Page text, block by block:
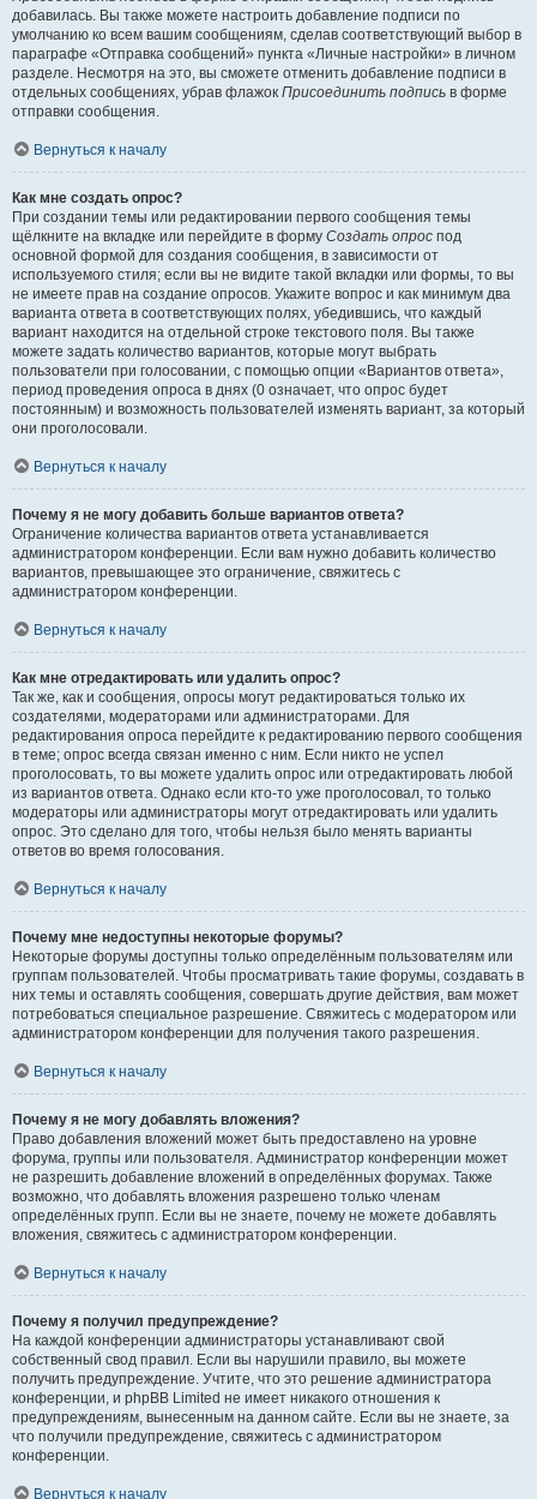
добавилась. Вы также можете настроить добавление подписи по
умолчанию ко всем вашим сообщениям, сделав соответствующий выбор в
параграфе «Отправка сообщений» пункта «Личные настройки» в личном
разделе. Несмотря на это, вы сможете отменить добавление подписи в
отдельных сообщениях, убрав флажок Присоединить подпись в форме
отправки сообщения.
Вернуться к началу
Как мне создать опрос?
При создании темы или редактировании первого сообщения темы
щёлкните на вкладке или перейдите в форму Создать опрос под
основной формой для создания сообщения, в зависимости от
используемого стиля; если вы не видите такой вкладки или формы, то вы
не имеете прав на создание опросов. Укажите вопрос и как минимум два
варианта ответа в соответствующих полях, убедившись, что каждый
вариант находится на отдельной строке текстового поля. Вы также
можете задать количество вариантов, которые могут выбрать
пользователи при голосовании, с помощью опции «Вариантов ответа»,
период проведения опроса в днях (0 означает, что опрос будет
постоянным) и возможность пользователей изменять вариант, за который
они проголосовали.
Вернуться к началу
Почему я не могу добавить больше вариантов ответа?
Ограничение количества вариантов ответа устанавливается
администратором конференции. Если вам нужно добавить количество
вариантов, превышающее это ограничение, свяжитесь с
администратором конференции.
Вернуться к началу
Как мне отредактировать или удалить опрос?
Так же, как и сообщения, опросы могут редактироваться только их
создателями, модераторами или администраторами. Для
редактирования опроса перейдите к редактированию первого сообщения
в теме; опрос всегда связан именно с ним. Если никто не успел
проголосовать, то вы можете удалить опрос или отредактировать любой
из вариантов ответа. Однако если кто-то уже проголосовал, то только
модераторы или администраторы могут отредактировать или удалить
опрос. Это сделано для того, чтобы нельзя было менять варианты
ответов во время голосования.
Вернуться к началу
Почему мне недоступны некоторые форумы?
Некоторые форумы доступны только определённым пользователям или
группам пользователей. Чтобы просматривать такие форумы, создавать в
них темы и оставлять сообщения, совершать другие действия, вам может
потребоваться специальное разрешение. Свяжитесь с модератором или
администратором конференции для получения такого разрешения.
Вернуться к началу
Почему я не могу добавлять вложения?
Право добавления вложений может быть предоставлено на уровне
форума, группы или пользователя. Администратор конференции может
не разрешить добавление вложений в определённых форумах. Также
возможно, что добавлять вложения разрешено только членам
определённых групп. Если вы не знаете, почему не можете добавлять
вложения, свяжитесь с администратором конференции.
Вернуться к началу
Почему я получил предупреждение?
На каждой конференции администраторы устанавливают свой
собственный свод правил. Если вы нарушили правило, вы можете
получить предупреждение. Учтите, что это решение администратора
конференции, и phpBB Limited не имеет никакого отношения к
предупреждениям, вынесенным на данном сайте. Если вы не знаете, за
что получили предупреждение, свяжитесь с администратором
конференции.
Вернуться к началу